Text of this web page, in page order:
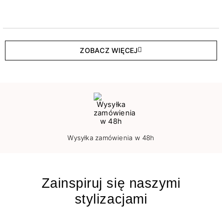
ZOBACZ WIĘCEJ
Wysyłka zamówienia w 48h
Zainspiruj się naszymi
stylizacjami